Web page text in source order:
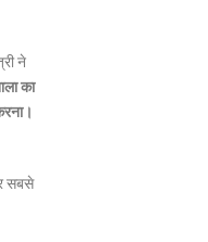
ने
का
सबसे